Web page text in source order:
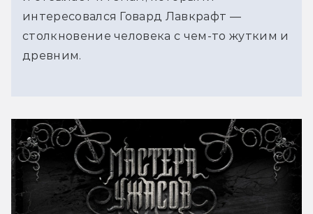
интересовался Говард Лавкрафт —
столкновение человека с чем-то жутким и
древним.